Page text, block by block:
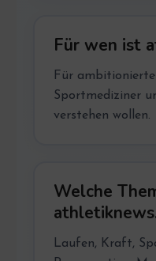
Für wen ist
Für
Sportmediziner
verstehen wollen.
Welche
Laufen, Kraft,